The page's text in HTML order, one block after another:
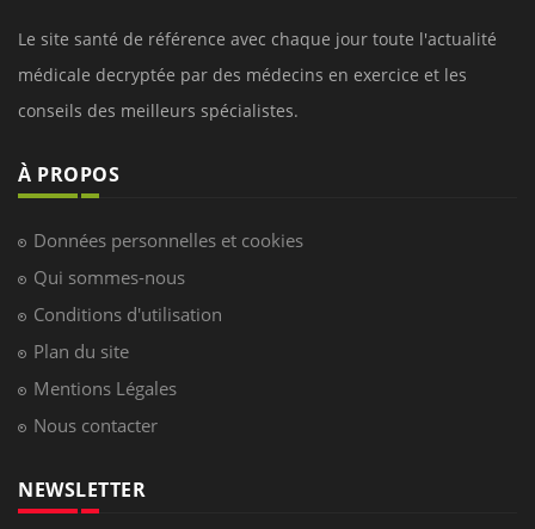
Le site santé de référence avec chaque jour toute l'actualité
médicale decryptée par des médecins en exercice et les
conseils des meilleurs spécialistes.
À PROPOS
Données personnelles et cookies
Qui sommes-nous
Conditions d'utilisation
Plan du site
Mentions Légales
Nous contacter
NEWSLETTER